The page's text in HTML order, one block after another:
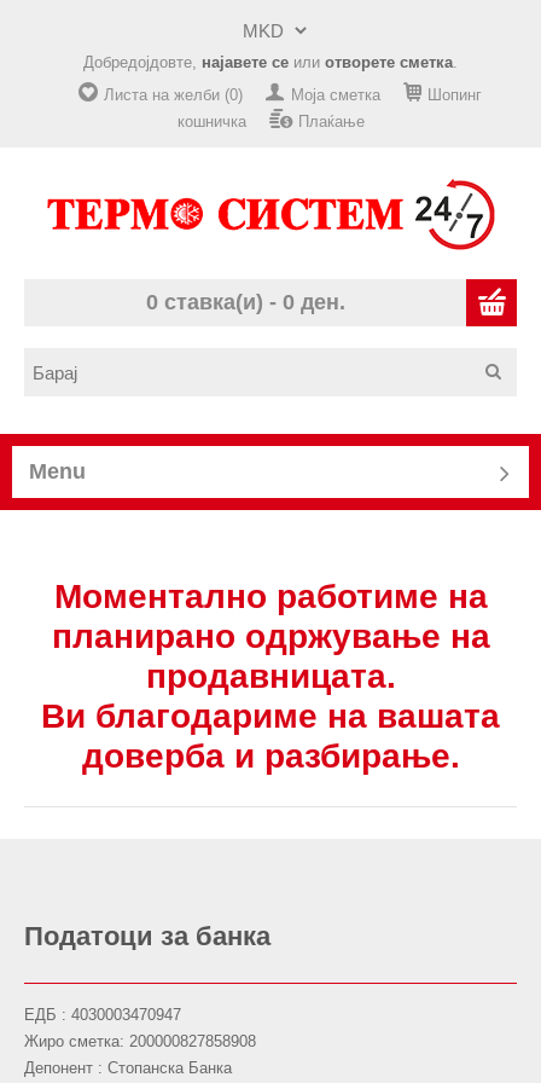
Добредојдовте, најавете се или отворете сметка.
Листа на желби (0)
Моја сметка
Шопинг
кошничка
Плаќање
0 ставка(и) - 0 ден.
Menu
Моментално работиме на
планирано одржување на
продавницата.
Ви благодариме на вашата
доверба и разбирање.
Податоци за банка
ЕДБ : 4030003470947
Жиро сметка: 200000827858908
Депонент : Стопанска Банка